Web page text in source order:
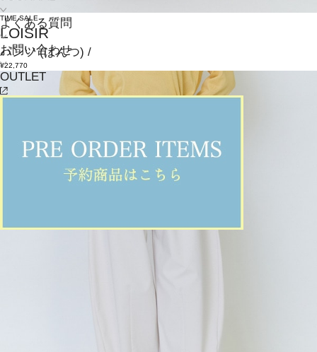
よくある質問
お問い合わせ
OUTLET
TIME SALE
LOISIR
パンツ(ぱんつ) /
¥22,770